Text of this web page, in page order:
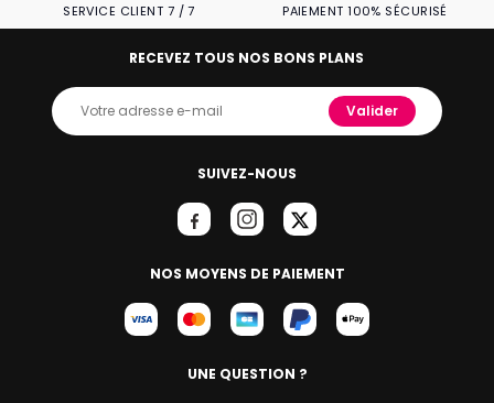
SERVICE CLIENT 7 / 7 PAIEMENT 100% SÉCURISÉ
SUIVEZ-NOUS
NOS MOYENS DE PAIEMENT
RECEVEZ TOUS NOS BONS PLANS
Valider
UNE QUESTION ?